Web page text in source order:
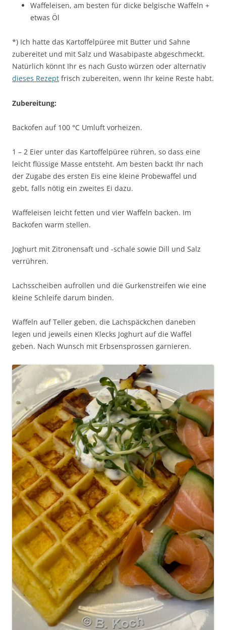
Waffeleisen, am besten für dicke belgische Waffeln +
etwas Öl
*) Ich hatte das Kartoffelpüree mit Butter und Sahne
zubereitet und mit Salz und Wasabipaste abgeschmeckt.
Natürlich könnt Ihr es nach Gusto würzen oder alternativ
dieses Rezept frisch zubereiten, wenn Ihr keine Reste habt.
Zubereitung:
Backofen auf 100 °C Umluft vorheizen.
1 – 2 Eier unter das Kartoffelpüree rühren, so dass eine
leicht flüssige Masse entsteht. Am besten backt Ihr nach
der Zugabe des ersten Eis eine kleine Probewaffel und
gebt, falls nötig ein zweites Ei dazu.
Waffeleisen leicht fetten und vier Waffeln backen. Im
Backofen warm stellen.
Joghurt mit Zitronensaft und -schale sowie Dill und Salz
verrühren.
Lachsscheiben aufrollen und die Gurkenstreifen wie eine
kleine Schleife darum binden.
Waffeln auf Teller geben, die Lachspäckchen daneben
legen und jeweils einen Klecks Joghurt auf die Waffel
geben. Nach Wunsch mit Erbsensprossen garnieren.